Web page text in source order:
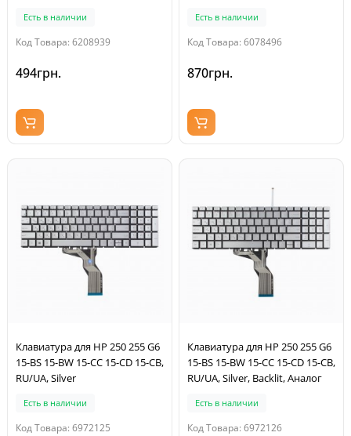
Есть в наличии
Код Товара: 6208939
494грн.
Есть в наличии
Код Товара: 6078496
870грн.
Клавиатура для HP 250 255 G6
15-BS 15-BW 15-CC 15-CD 15-CB,
RU/UA, Silver
Есть в наличии
Код Товара: 6972125
Клавиатура для HP 250 255 G6
15-BS 15-BW 15-CC 15-CD 15-CB,
RU/UA, Silver, Backlit, Аналог
Есть в наличии
Код Товара: 6972126